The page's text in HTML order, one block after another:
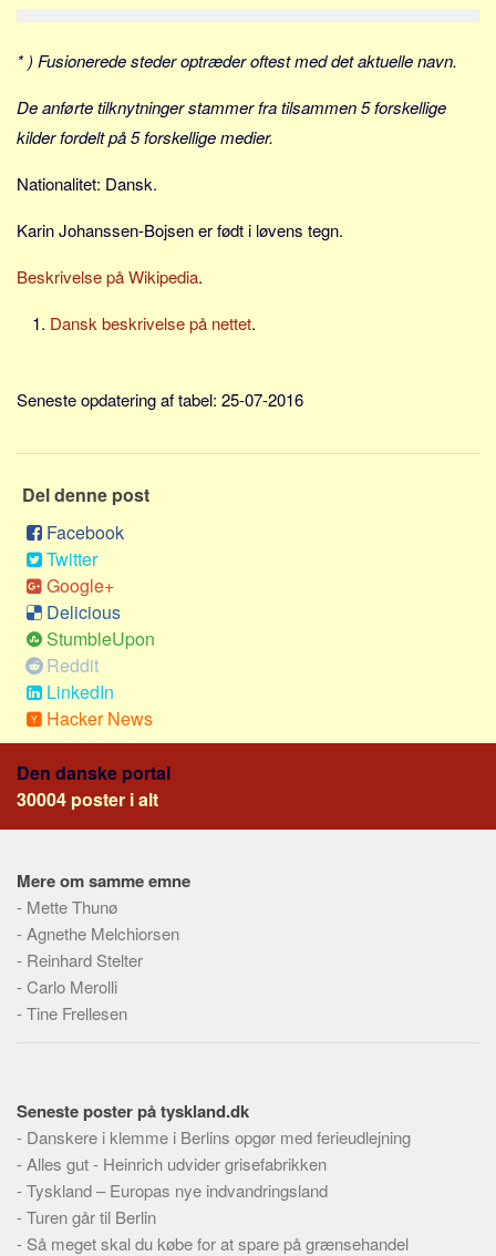
Aspekter
Køb og salg
Økonomi
Jura og regler
Praktisk
Alle
Personer
Steder
Kilder
Om
Webstedet
Forhistorien
Redigering
Tekstannoncer
Bannere
Hjælp
* ) Fusionerede steder optræder oftest med det aktuelle navn.
De anførte tilknytninger stammer fra tilsammen 5 forskellige
kilder fordelt på 5 forskellige medier.
Nationalitet: Dansk.
Karin Johanssen-Bojsen er født i løvens tegn.
Beskrivelse på Wikipedia.
Dansk beskrivelse på nettet.
Seneste opdatering af tabel: 25-07-2016
Del denne post
Facebook
Twitter
Google+
Delicious
StumbleUpon
Reddit
LinkedIn
Hacker News
Den danske portal
30004 poster i alt
Mere om samme emne
- Mette Thunø
-Agnethe Melchiorsen
- Reinhard Stelter
-Carlo Merolli
-Tine Frellesen
Seneste poster på tyskland.dk
- Danskere i klemme i Berlins opgør med ferieudlejning
-Alles gut - Heinrich udvider grisefabrikken
-Tyskland – Europas nye indvandringsland
-Turen går til Berlin
- Så meget skal du købe for at spare på grænsehandel